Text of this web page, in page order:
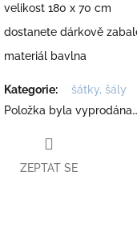
velikost 180 x 70 cm
dostanete dárkově
materiál bavlna
Kategorie:
šátky, šály
Položka byla vyprodána…
ZEPTAT SE